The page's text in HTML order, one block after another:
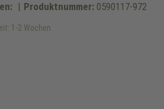
| Produktnummer: 0590117-972
1-2 Wochen